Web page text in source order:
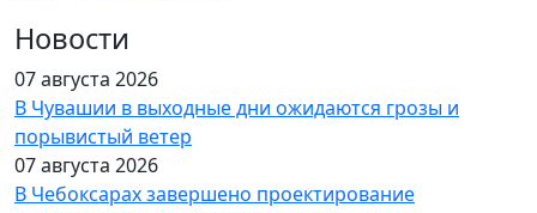
Новости
07 августа 2026
В Чувашии в выходные дни ожидаются грозы и
порывистый ветер
07 августа 2026
В Чебоксарах завершено проектирование